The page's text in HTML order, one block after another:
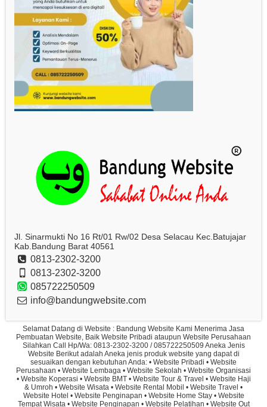
Jl. Sinarmukti No 16 Rt/01 Rw/02 Desa Selacau Kec.Batujajar
Kab.Bandung Barat 40561
0813-2302-3200
0813-2302-3200
085722250509
info@bandungwebsite.com
Selamat Datang di Website : Bandung Website Kami Menerima Jasa
Pembuatan Website, Baik Website Pribadi ataupun Website Perusahaan
Silahkan Call Hp/Wa: 0813-2302-3200 / 085722250509 Aneka Jenis
Website Berikut adalah Aneka jenis produk website yang dapat di
sesuaikan dengan kebutuhan Anda: • Website Pribadi • Website
Perusahaan • Website Lembaga • Website Sekolah • Website Organisasi
• Website Koperasi • Website BMT • Website Tour & Travel • Website Haji
& Umroh • Website Wisata • Website Rental Mobil • Website Travel •
Website Hotel • Website Penginapan • Website Home Stay • Website
Tempat Wisata • Website Penginapan • Website Pelatihan • Website Out